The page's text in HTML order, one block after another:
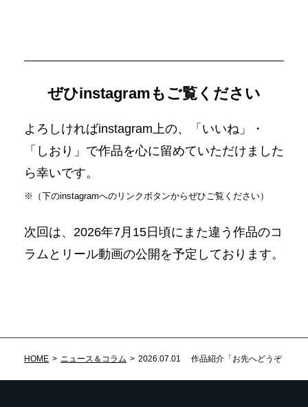
ぜひinstagramもご覧ください
よろしければinstagram上の、「いいね」・
「しおり」で作品を心に留めていただけました
ら幸いです。
※（下のinstagramへのリンクボタンからぜひご覧ください）
次回は、2026年7月15日頃にまた違う作品のコ
ラムとリール動画の公開を予定しております。
HOME ニュース＆コラム 2026.07.01 作品紹介「お先へどうぞ −自未